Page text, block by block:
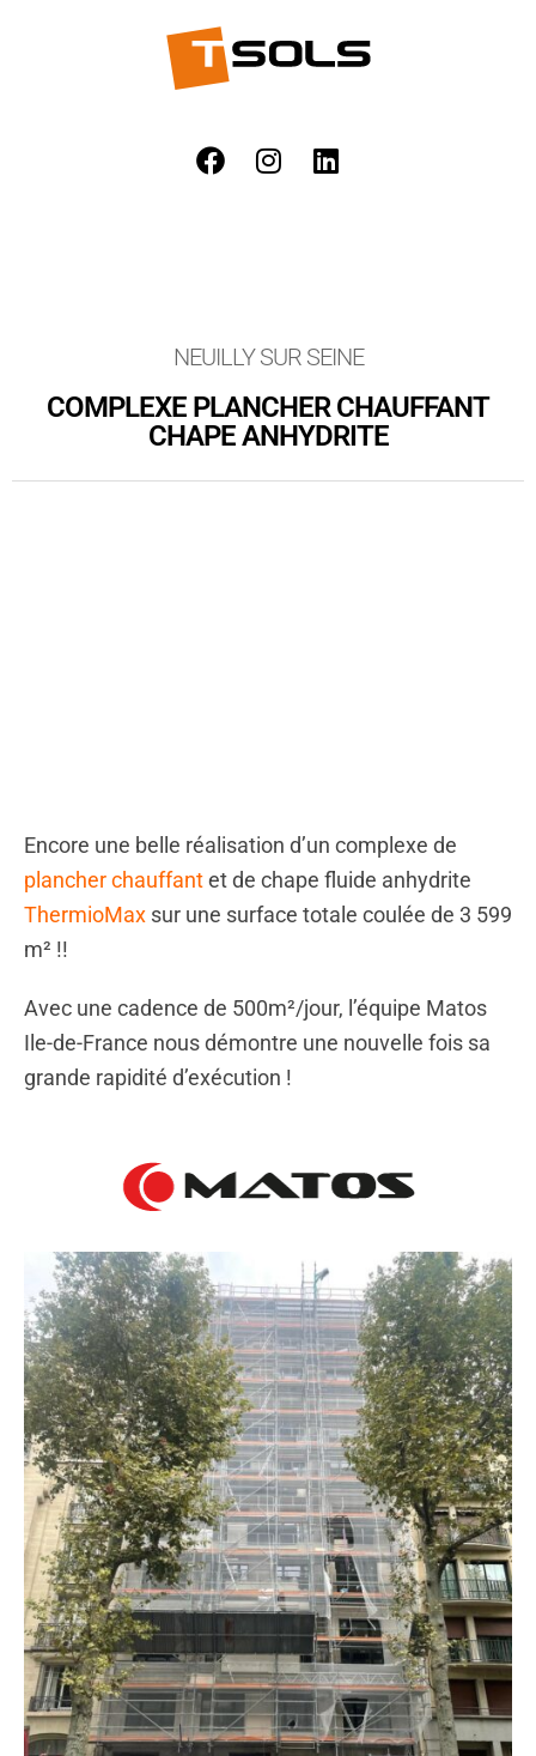
NEUILLY SUR SEINE
COMPLEXE PLANCHER CHAUFFANT
CHAPE ANHYDRITE
Encore une belle réalisation d’un complexe de
plancher chauffant et de chape fluide anhydrite
ThermioMax sur une surface totale coulée de 3 599
m² !!
Avec une cadence de 500m²/jour, l’équipe Matos
Ile-de-France nous démontre une nouvelle fois sa
grande rapidité d’exécution !